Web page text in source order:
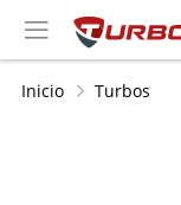
Inicio Turbos